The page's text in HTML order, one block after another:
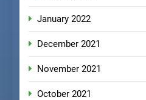
January 2022
December 2021
November 2021
October 2021